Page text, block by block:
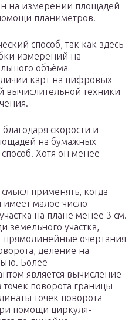
на измерении площадей
планиметров.
способ, так как здесь
измерений на
объёма
карт на цифровых
вычислительной техники
скорости и
на бумажных
Хотя он менее
применять, когда
малое число
на плане менее 3 см.
земельного участка,
очертания
деление на
Более
является вычисление
поворота границы
точек поворота
помощи циркуля-